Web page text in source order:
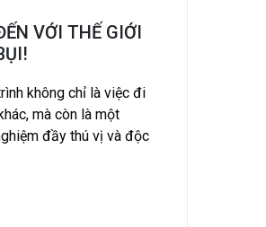
VỚI THẾ GIỚI
không chỉ là việc đi
mà còn là một
đầy thú vị và độc